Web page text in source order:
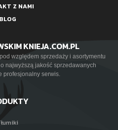
Z NAMI
BLOG
KNIEJA.COM.PL
względem sprzedaży i asortymentu
najwyższą jakość sprzedawanych
profesjonalny serwis.